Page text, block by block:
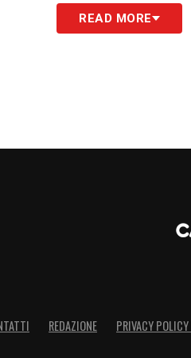
TOP NEWS
READ MORE
REDAZIONE PRIVACY